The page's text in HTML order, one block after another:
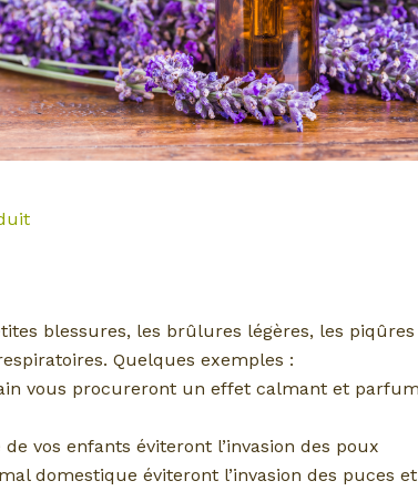
blessures, les brûlures légères, les piqûres
Quelques exemples :
vous procureront un effet calmant et
vos enfants éviteront l’invasion des poux
domestique éviteront l’invasion des puces